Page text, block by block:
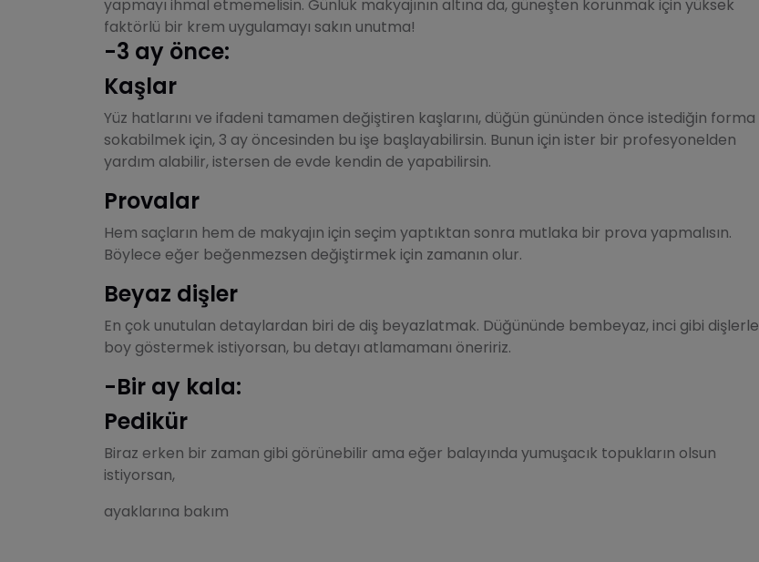
yapmayı ihmal etmemelisin. Günlük makyajının altına da, güneşten korunmak için yüksek
faktörlü bir krem uygulamayı sakın unutma!
-3 ay önce:
Kaşlar
Yüz hatlarını ve ifadeni tamamen değiştiren kaşlarını, düğün gününden önce istediğin forma
sokabilmek için, 3 ay öncesinden bu işe başlayabilirsin. Bunun için ister bir profesyonelden
yardım alabilir, istersen de evde kendin de yapabilirsin.
Provalar
Hem saçların hem de makyajın için seçim yaptıktan sonra mutlaka bir prova yapmalısın.
Böylece eğer beğenmezsen değiştirmek için zamanın olur.
Beyaz dişler
En çok unutulan detaylardan biri de diş beyazlatmak. Düğününde bembeyaz, inci gibi dişlerle
boy göstermek istiyorsan, bu detayı atlamamanı öneririz.
-Bir ay kala:
Pedikür
Biraz erken bir zaman gibi görünebilir ama eğer balayında yumuşacık topukların olsun
istiyorsan,
ayaklarına bakım